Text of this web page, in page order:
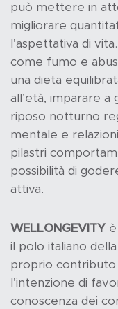
può mettere in
migliorare
l’aspettativa di
come fumo e
una dieta
all’età, imparare a
riposo notturno
mentale e
pilastri
possibilità di
attiva.
WELLONGEVITY
il polo italiano
proprio contributo
l’intenzione di
conoscenza dei